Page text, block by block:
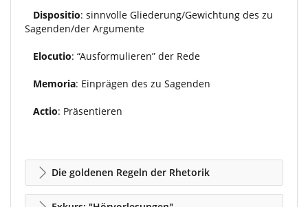
Dispositio: sinnvolle Gliederung/Gewichtung des zu
Sagenden/der Argumente
Elocutio: “Ausformulieren” der Rede
Memoria: Einprägen des zu Sagenden
Actio: Präsentieren
Die goldenen Regeln der Rhetorik